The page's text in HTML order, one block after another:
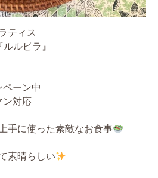
ティス
ルピラ』
ペーン中
ン対応
手に使った素敵なお食事
素晴らしい